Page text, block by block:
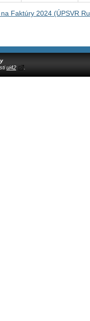
Faktúry 2024 (ÚPSVR
ui42